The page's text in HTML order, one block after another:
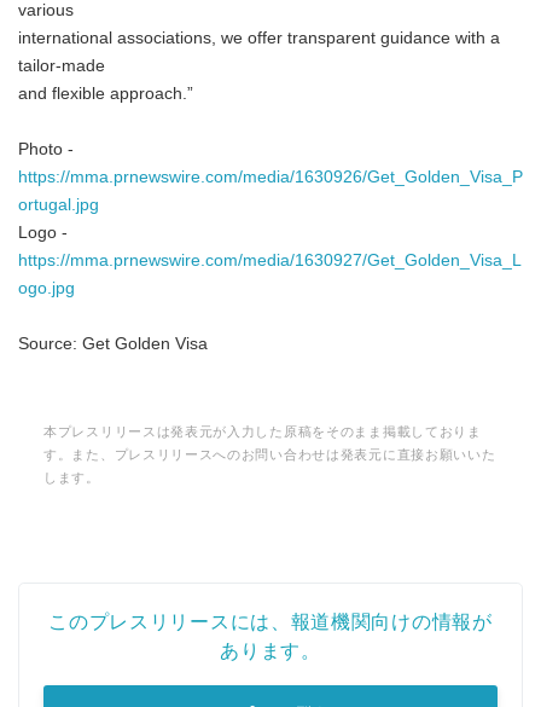
various
international associations, we offer transparent guidance with a
tailor-made
and flexible approach.”
Photo -
https://mma.prnewswire.com/media/1630926/Get_Golden_Visa_P
ortugal.jpg
Logo -
https://mma.prnewswire.com/media/1630927/Get_Golden_Visa_L
ogo.jpg
Source: Get Golden Visa
本プレスリリースは発表元が入力した原稿をそのまま掲載しておりま
す。また、プレスリリースへのお問い合わせは発表元に直接お願いいた
します。
このプレスリリースには、報道機関向けの情報が
あります。